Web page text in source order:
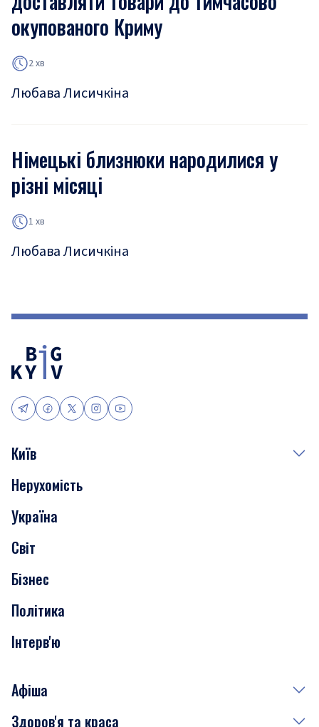
окупованого Криму
2 хв
Любава Лисичкіна
Німецькі близнюки народилися у
різні місяці
1 хв
Любава Лисичкіна
Київ
Події
Скандали
Нерухомість
Транспорт
Нерухомість
Україна
Світ
Бізнес
Політика
Інтерв'ю
Афіша
Здоров'я та краса